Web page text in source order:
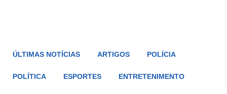
ÚLTIMAS NOTÍCIAS ARTIGOS POLÍCIA
POLÍTICA ESPORTES ENTRETENIMENTO